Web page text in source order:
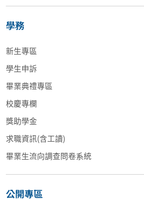
學務
新生專區
學生申訴
畢業典禮專區
校慶專欄
獎助學金
求職資訊(含工讀)
畢業生流向調查問卷系統
公開專區